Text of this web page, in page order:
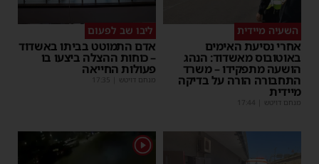
השעיה מיידית
אחרי נסיעת האימים
באוטובוס מאשדוד: הנהג
הושעה מתפקידו – משרד
התחבורה הורה על בדיקה
מיידית
מנחם דויטש 17:44
ליבו שב לפעום
אדם התמוטט בביתו באשדוד
– כוחות ההצלה ביצעו בו
פעולות החייאה
מנחם דויטש 17:35
1